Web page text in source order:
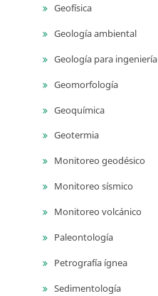
Geofísica
Geología ambiental
Geología para ingeniería
Geomorfología
Geoquímica
Geotermia
Monitoreo geodésico
Monitoreo sísmico
Monitoreo volcánico
Paleontología
Petrografía ígnea
Sedimentología